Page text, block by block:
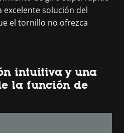
excelente solución del
el tornillo no ofrezca
intuitiva y una
la función de